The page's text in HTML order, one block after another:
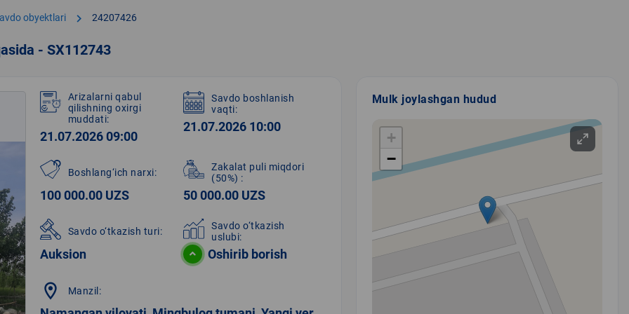
obyektlari chevron_right 24207426
- SX112743
Arizalarni qabul
qilishning oxirgi
muddati:
21.07.2026 09:00
Savdo boshlanish
vaqti:
21.07.2026 10:00
Boshlang‘ich narxi:
100 000.00 UZS
Zakalat puli miqdori
(50%) :
50 000.00 UZS
Savdo o‘tkazish turi:
Auksion
Savdo o‘tkazish
uslubi:
Oshirib borish
location_on Manzil:
Mulk joylashgan hudud
+
−